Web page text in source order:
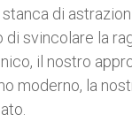
di
di svincolare la
il nostro
moderno, la